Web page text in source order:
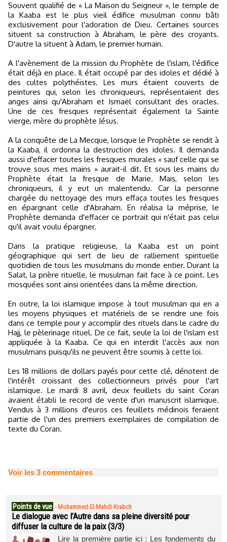
Souvent qualifié de « La Maison du Seigneur », le temple de
la Kaaba est le plus vieil édifice musulman connu bâti
exclusivement pour l'adoration de Dieu. Certaines sources
situent sa construction à Abraham, le père des croyants.
D'autre la situent à Adam, le premier humain.
A l'avènement de la mission du Prophète de l'islam, l'édifice
était déjà en place. Il était occupé par des idoles et dédié à
des cultes polythéistes. Les murs étaient couverts de
peintures qui, selon les chroniqueurs, représentaient des
anges ainsi qu'Abraham et Ismaël consultant des oracles.
Une de ces fresques représentait également la Sainte
vierge, mère du prophète Jésus.
A la conquête de La Mecque, lorsque le Prophète se rendit à
la Kaaba, il ordonna la destruction des idoles. Il demanda
aussi d'effacer toutes les fresques murales « sauf celle qui se
trouve sous mes mains » aurait-il dit. Et sous les mains du
Prophète était la fresque de Marie. Mais, selon les
chroniqueurs, il y eut un malentendu. Car la personne
chargée du nettoyage des murs effaça toutes les fresques
en épargnant celle d'Abraham. En réalisa la méprise, le
Prophète demanda d'effacer ce portrait qui n'était pas celui
qu'il avait voulu épargner.
Dans la pratique religieuse, la Kaaba est un point
géographique qui sert de lieu de ralliement spirituelle
quotidien de tous les musulmans du monde entier. Durant la
Salat, la prière rituelle, le musulman fait face à ce point. Les
mosquées sont ainsi orientées dans la même direction.
En outre, la loi islamique impose à tout musulman qui en a
les moyens physiques et matériels de se rendre une fois
dans ce temple pour y accomplir des rituels dans le cadre du
Hajj, le pèlerinage rituel. De ce fait, seule la loi de l'islam est
appliquée à la Kaaba. Ce qui en interdit l'accès aux non
musulmans puisqu'ils ne peuvent être soumis à cette loi.
Les 18 millions de dollars payés pour cette clé, dénotent de
l'intérêt croissant des collectionneurs privés pour l'art
islamique. Le mardi 8 avril, deux feuillets du saint Coran
avaient établi le record de vente d'un manuscrit islamique.
Vendus à 3 millions d'euros ces feuillets médinois feraient
partie de l'un des premiers exemplaires de compilation de
texte du Coran.
Voir les 3 commentaires
Points de vue - Mohammed El Mahdi Krabch
Le dialogue avec l’Autre dans sa pleine diversité pour
diffuser la culture de la paix (3/3)
Lire la première partie ici : Les fondements du